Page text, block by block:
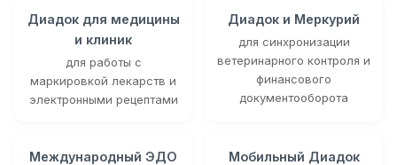
Диадок для медицины
и клиник
для работы с
маркировкой лекарств и
электронными рецептами
Диадок и Меркурий
для синхронизации
ветеринарного контроля и
финансового
документооборота
Международный ЭДО Мобильный Диадок